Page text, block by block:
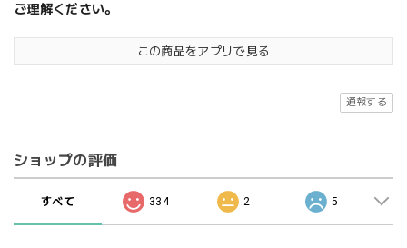
ご理解ください。
この商品をアプリで見る
通報する
ショップの評価
すべて 334 2 5